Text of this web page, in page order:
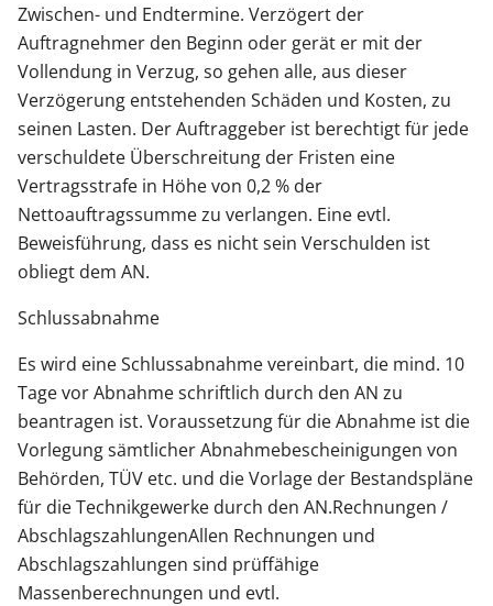
Zwischen- und Endtermine. Verzögert der
Auftragnehmer den Beginn oder gerät er mit der
Vollendung in Verzug, so gehen alle, aus dieser
Verzögerung entstehenden Schäden und Kosten, zu
seinen Lasten. Der Auftraggeber ist berechtigt für jede
verschuldete Überschreitung der Fristen eine
Vertragsstrafe in Höhe von 0,2 % der
Nettoauftragssumme zu verlangen. Eine evtl.
Beweisführung, dass es nicht sein Verschulden ist
obliegt dem AN.
Schlussabnahme
Es wird eine Schlussabnahme vereinbart, die mind. 10
Tage vor Abnahme schriftlich durch den AN zu
beantragen ist. Voraussetzung für die Abnahme ist die
Vorlegung sämtlicher Abnahmebescheinigungen von
Behörden, TÜV etc. und die Vorlage der Bestandspläne
für die Technikgewerke durch den AN.Rechnungen /
AbschlagszahlungenAllen Rechnungen und
Abschlagszahlungen sind prüffähige
Massenberechnungen und evtl.